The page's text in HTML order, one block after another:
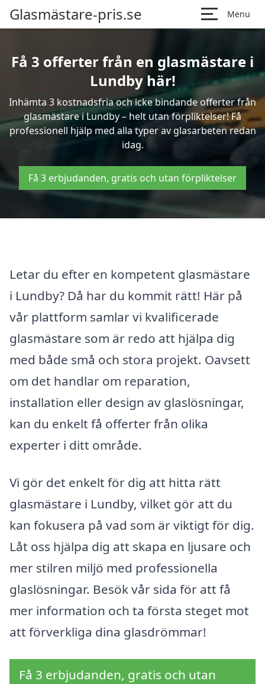
Glasmästare-pris.se Menu
Få 3 offerter från en glasmästare i
Lundby här!
Inhämta 3 kostnadsfria och icke bindande offerter från
glasmästare i Lundby – helt utan förpliktelser! Få
professionell hjälp med alla typer av glasarbeten redan
idag.
Få 3 erbjudanden, gratis och utan förpliktelser
Letar du efter en kompetent glasmästare
i Lundby? Då har du kommit rätt! Här på
vår plattform samlar vi kvalificerade
glasmästare som är redo att hjälpa dig
med både små och stora projekt. Oavsett
om det handlar om reparation,
installation eller design av glaslösningar,
kan du enkelt få offerter från olika
experter i ditt område.
Vi gör det enkelt för dig att hitta rätt
glasmästare i Lundby, vilket gör att du
kan fokusera på vad som är viktigt för dig.
Låt oss hjälpa dig att skapa en ljusare och
mer stilren miljö med professionella
glaslösningar. Besök vår sida för att få
mer information och ta första steget mot
att förverkliga dina glasdrömmar!
Få 3 erbjudanden, gratis och utan